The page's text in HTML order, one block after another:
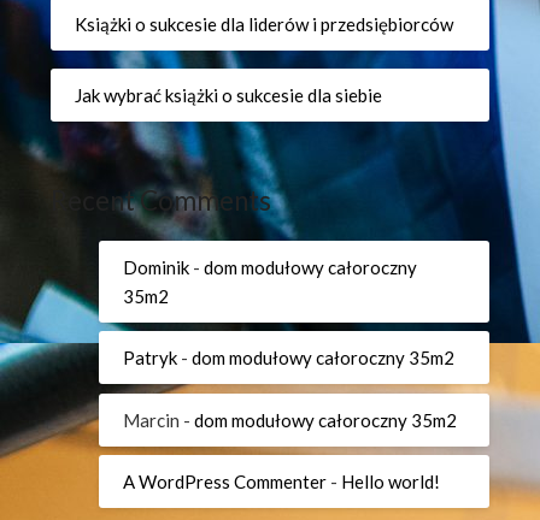
Książki o sukcesie dla liderów i przedsiębiorców
Jak wybrać książki o sukcesie dla siebie
Recent Comments
Dominik -dom modułowy całoroczny
35m2
Patryk -dom modułowy całoroczny 35m2
Marcin -dom modułowy całoroczny 35m2
A WordPress Commenter - Hello world!